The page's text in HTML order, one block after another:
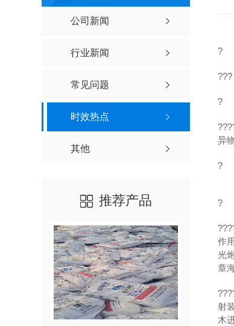
公司新闻
行业新闻
常见问题
时效热点
其他
推荐产品
?
???
?
异
?
?
作
光
章
射
木